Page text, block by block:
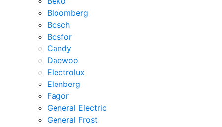
Bloomberg
Bosch
Bosfor
Candy
Daewoo
Electrolux
Elenberg
Fagor
General Electric
General Frost